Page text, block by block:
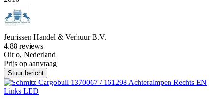
Jeurissen Handel & Verhuur B.V.
4.88 reviews
Oirlo, Nederland
Prijs op aanvraag
Stuur bericht